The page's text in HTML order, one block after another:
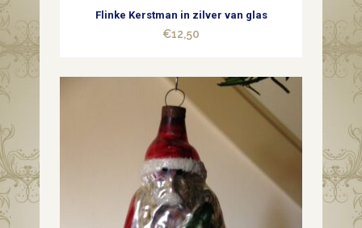
Flinke Kerstman in zilver van glas
€12,50